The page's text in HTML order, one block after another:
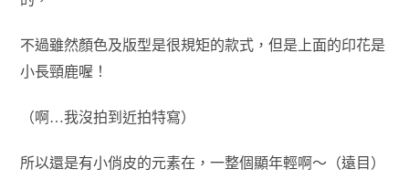
不過雖然顏色及版型是很規矩的款式，但是上面的印花是
小長頸鹿喔！
（啊…我沒拍到近拍特寫）
所以還是有小俏皮的元素在，一整個顯年輕啊～（遠目）